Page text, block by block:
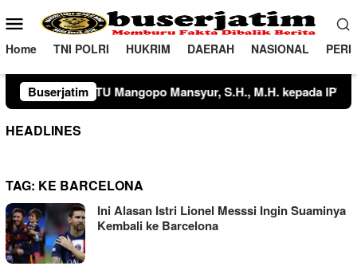
ke
konten
Menu
Mobile
Home TNI POLRI HUKRIM DAERAH NASIONAL
Buserjatim
HEADLINES
TAG: KE BARCELONA
Ini Alasan Istri Lionel Messsi Ingin Suaminya
Kembali ke Barcelona